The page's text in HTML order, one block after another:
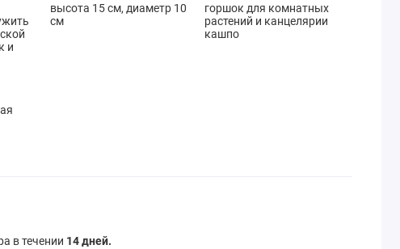
и
высота 15 см, диаметр 10
см
горшок для комнатных
растений и канцелярии
кашпо
в течении 14 дней.